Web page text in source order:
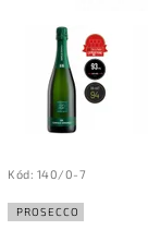
Kód: 140/0-7
PROSECCO